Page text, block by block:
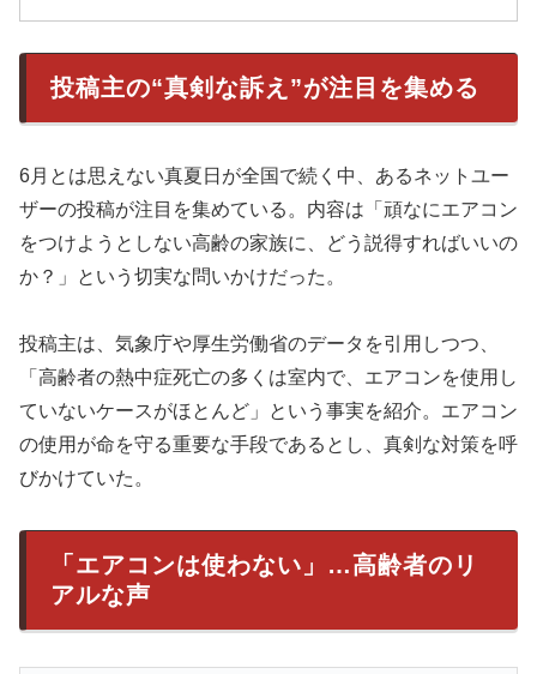
投稿主の“真剣な訴え”が注目を集める
6月とは思えない真夏日が全国で続く中、あるネットユー
ザーの投稿が注目を集めている。内容は「頑なにエアコン
をつけようとしない高齢の家族に、どう説得すればいいの
か？」という切実な問いかけだった。
投稿主は、気象庁や厚生労働省のデータを引用しつつ、
「高齢者の熱中症死亡の多くは室内で、エアコンを使用し
ていないケースがほとんど」という事実を紹介。エアコン
の使用が命を守る重要な手段であるとし、真剣な対策を呼
びかけていた。
「エアコンは使わない」…高齢者のリ
アルな声